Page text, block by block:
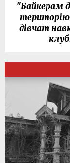
"Байкерам
територію
дівчат